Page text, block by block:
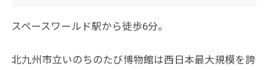
スペースワールド駅から徒歩6分。
北九州市立いのちのたび博物館は西日本最大規模を誇